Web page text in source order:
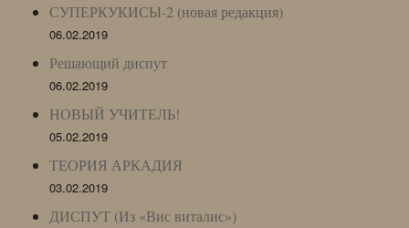
СУПЕРКУКИСЫ-2 (новая редакция)
06.02.2019
Решающий диспут
06.02.2019
НОВЫЙ УЧИТЕЛЬ!
05.02.2019
ТЕОРИЯ АРКАДИЯ
03.02.2019
ДИСПУТ (Из «Вис виталис»)